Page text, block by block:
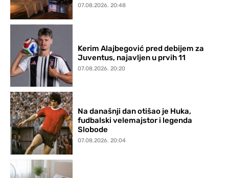
07.08.2026. 20:48
Kerim Alajbegović pred debijem za
Juventus, najavljen u prvih 11
07.08.2026. 20:20
Na današnji dan otišao je Huka,
fudbalski velemajstor i legenda
Slobode
07.08.2026. 20:04